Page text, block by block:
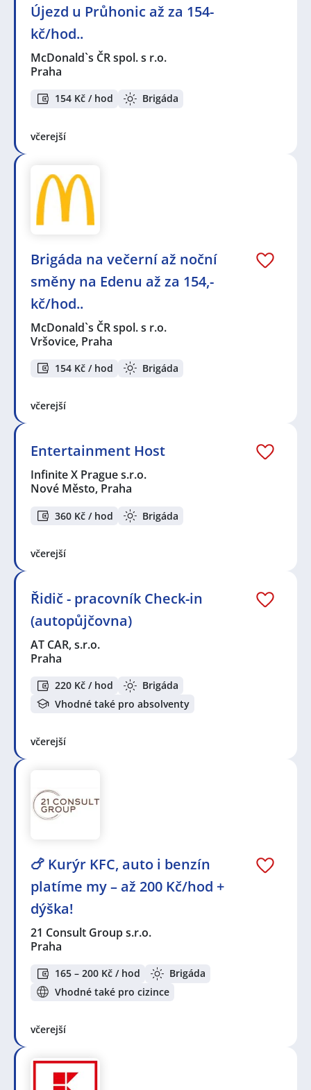
Újezd u Průhonic až za 154-
kč/hod..
McDonald`s ČR spol. s r.o.
Praha
154 Kč / hod Brigáda
včerejší
Brigáda na večerní až noční
směny na Edenu až za 154,-
kč/hod..
McDonald`s ČR spol. s r.o.
Vršovice, Praha
154 Kč / hod Brigáda
včerejší
Entertainment Host
Infinite X Prague s.r.o.
Nové Město, Praha
360 Kč / hod Brigáda
včerejší
Řidič - pracovník Check-in
(autopůjčovna)
AT CAR, s.r.o.
Praha
220 Kč / hod
Brigáda
Vhodné také pro absolventy
včerejší
🍗 Kurýr KFC, auto i benzín
platíme my – až 200 Kč/hod +
dýška!
21 Consult Group s.r.o.
Praha
165 – 200 Kč / hod
Brigáda
Vhodné také pro cizince
včerejší